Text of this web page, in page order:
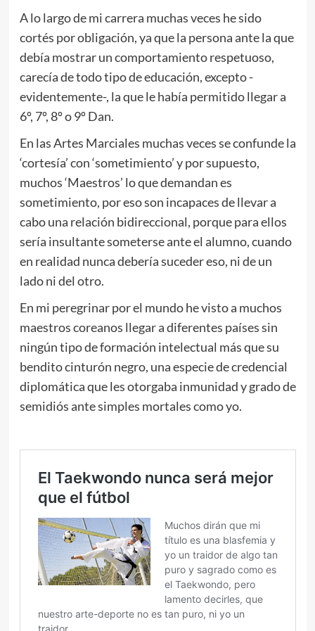
A lo largo de mi carrera muchas veces he sido
cortés por obligación, ya que la persona ante la que
debía mostrar un comportamiento respetuoso,
carecía de todo tipo de educación, excepto -
evidentemente-, la que le había permitido llegar a
6º, 7º, 8º o 9º Dan.
En las Artes Marciales muchas veces se confunde la
‘cortesía’ con ‘sometimiento’ y por supuesto,
muchos ‘Maestros’ lo que demandan es
sometimiento, por eso son incapaces de llevar a
cabo una relación bidireccional, porque para ellos
sería insultante someterse ante el alumno, cuando
en realidad nunca debería suceder eso, ni de un
lado ni del otro.
En mi peregrinar por el mundo he visto a muchos
maestros coreanos llegar a diferentes países sin
ningún tipo de formación intelectual más que su
bendito cinturón negro, una especie de credencial
diplomática que les otorgaba inmunidad y grado de
semidiós ante simples mortales como yo.